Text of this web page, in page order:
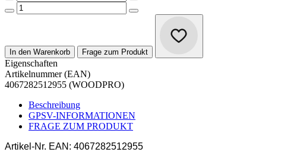
In den Warenkorb Frage zum Produkt
Eigenschaften
Artikelnummer (EAN)
4067282512955 (WOODPRO)
Beschreibung
GPSV-INFORMATIONEN
FRAGE ZUM PRODUKT
Artikel-Nr. EAN: 4067282512955